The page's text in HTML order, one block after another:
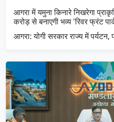
आगरा में यमुना किनारे निखरेगा
करोड़ से बनाएगी भव्य 'रिवर फ्रंट
आगरा: योगी सरकार राज्य में